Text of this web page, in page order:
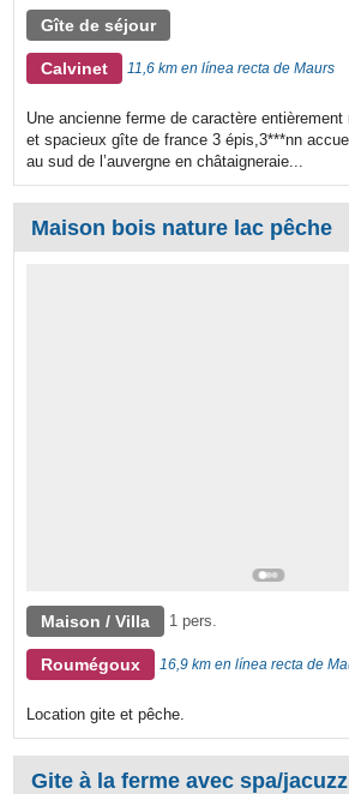
Gîte de séjour
Calvinet 11,6 km en línea recta de Maurs
Une ancienne ferme de caractère
et spacieux gîte de france 3 épis,3***nn
au sud de l’auvergne en châtaigneraie...
Maison bois nature lac pêche
Maison / Villa 1 pers.
Roumégoux 16,9 km en línea recta de
Location gite et pêche.